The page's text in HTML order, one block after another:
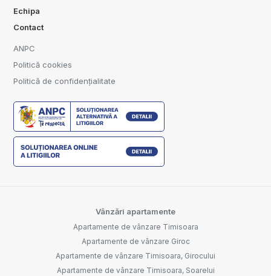
Echipa
Contact
ANPC
Politică cookies
Politică de confidențialitate
Vânzări apartamente
Apartamente de vânzare Timisoara
Apartamente de vânzare Giroc
Apartamente de vânzare Timisoara, Girocului
Apartamente de vânzare Timisoara, Soarelui